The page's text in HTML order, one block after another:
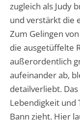
zugleich als Judy
und verstärkt die
Zum Gelingen
die ausgetüffelte
außerordentlich
aufeinander ab,
detailverliebt.
Lebendigkeit und
Bann zieht. Hier